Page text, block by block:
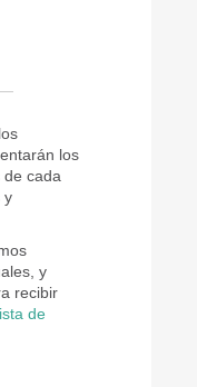
los
cada
y
y
recibir
de